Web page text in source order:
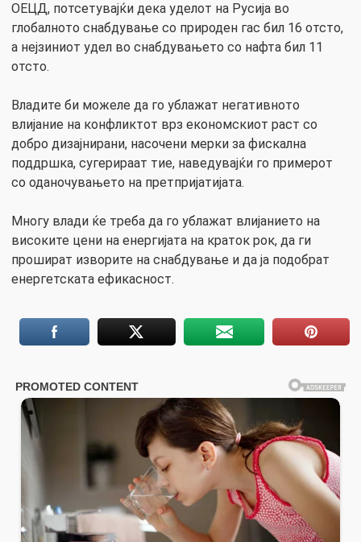
ОЕЦД, потсетувајќи дека уделот на Русија во
глобалното снабдување со природен гас бил 16 отсто,
а нејзиниот удел во снабдувањето со нафта бил 11
отсто.
Владите би можеле да го ублажат негативното
влијание на конфликтот врз економскиот раст со
добро дизајнирани, насочени мерки за фискална
поддршка, сугерираат тие, наведувајќи го примерот
со оданочувањето на претпријатијата.
Многу влади ќе треба да го ублажат влијанието на
високите цени на енергијата на краток рок, да ги
прошират изворите на снабдување и да ја подобрат
енергетската ефикасност.